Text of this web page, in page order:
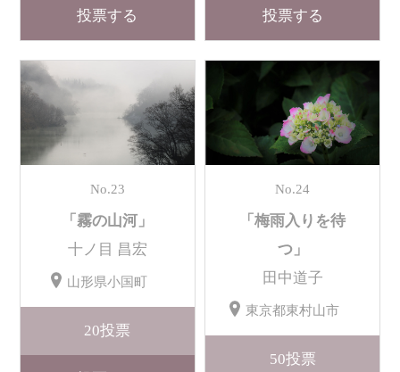
投票する 投票する
No.23
「霧の山河」
十ノ目 昌宏
山形県小国町
20投票
No.24
「梅雨入りを待
つ」
田中道子
東京都東村山市
50投票